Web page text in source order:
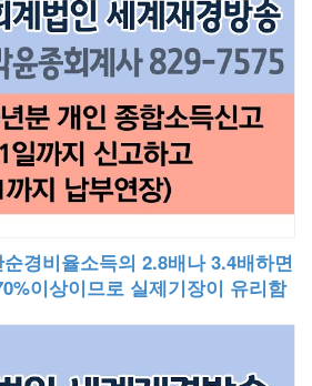
경비율소득의 2.8배나 3.4배하면
이상이므로 실제기장이 유리함